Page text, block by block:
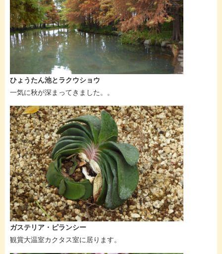
ひょうたん池とラクウショウ
一気に秋が深まってきました。。
ガステリア・ピランシー
観賞大温室カクタス室に居ります。